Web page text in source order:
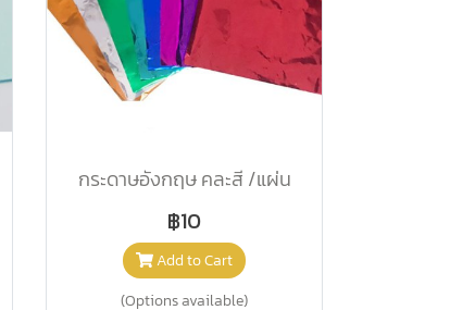
กระดาษอังกฤษ คละสี /แผ่น
฿10
Add to Cart
(Options available)